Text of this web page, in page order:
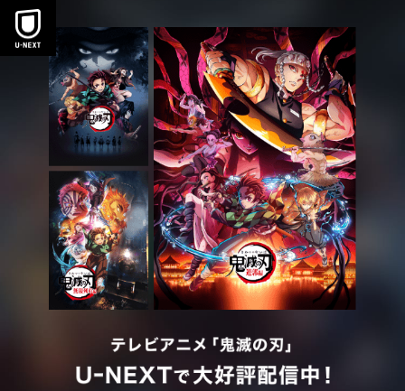
本文へスキップ